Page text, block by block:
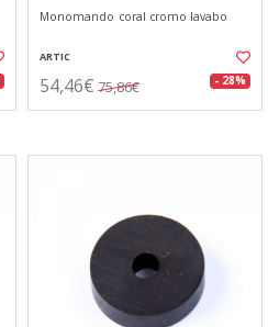
Monomando coral cromo lavabo
ARTIC
54,46€ 75,86€ - 28%